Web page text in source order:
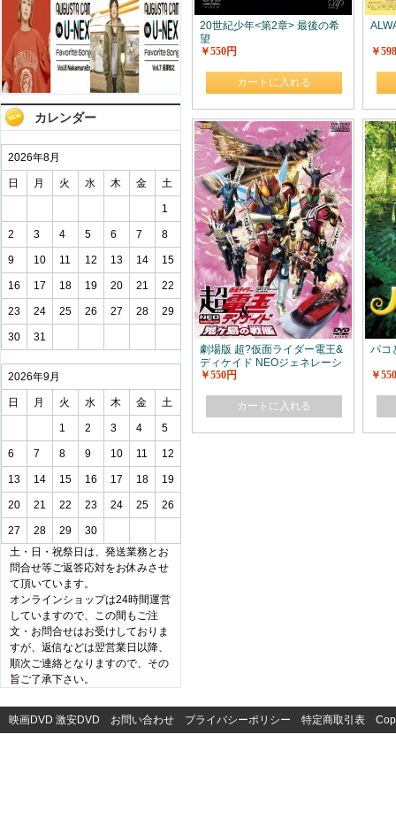
カレンダー
2026年8月
日 月 火 水 木 金 土
1
2 3 4 5 6 7 8
9 10 11 12 13 14 15
16 17 18 19 20 21 22
23 24 25 26 27 28 29
30 31
2026年9月
日 月 火 水 木 金 土
1 2 3 4 5
6 7 8 9 10 11 12
13 14 15 16 17 18 19
20 21 22 23 24 25 26
27 28 29
30
土・日・祝祭日は、発送業務とお
問合せ等ご返答応対をお休みさせ
て頂いています。
オンラインショップは24時間運営
していますので、この間もご注
文・お問合せはお受けしておりま
すが、返信などは翌営業日以降、
順次ご連絡となりますので、その
旨ご了承下さい。
20世紀少年<第2章> 最後の希
望
￥550円
カートに入れる
￥
劇場版 超?仮面ライダー電王&
ディケイド NEOジェネレーシ
ョンズ 鬼ヶ島の戦艦
￥550円
カートに入れる
パコ
￥
映画DVD 激安DVD お問い合わせ プライバシーポリシー 特定商取引表